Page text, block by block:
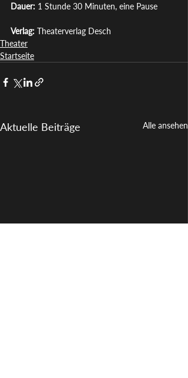
Dauer: 1 Stunde 30 Minuten, eine Pause
Verlag: Theaterverlag Desch
Theater
Startseite
Aktuelle Beiträge Alle ansehen